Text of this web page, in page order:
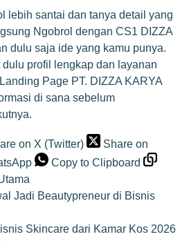
lebih santai dan tanya detail yang
Ngobrol dengan CS1 DIZZA
dulu saja ide yang kamu punya.
profil lengkap dan layanan
Page PT. DIZZA KARYA
di sana sebelum
on X (Twitter)
Share on
Copy to Clipboard
Jadi Beautypreneur di Bisnis
Skincare dari Kamar Kos 2026